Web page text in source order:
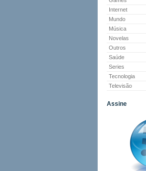
Internet
Mundo
Música
Novelas
Outros
Saúde
Series
Tecnologia
Televisão
Assine